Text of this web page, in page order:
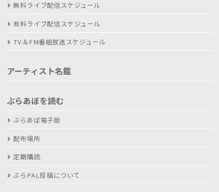
無料ライブ配信スケジュール
有料ライブ配信スケジュール
TV＆FM番組放送スケジュール
アーティスト名鑑
ぶらあぼを読む
ぶらあぼ電子版
配布場所
定期購読
ぶらPAL投稿について